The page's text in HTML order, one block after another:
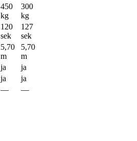
450
kg
300
kg
120
sek
127
sek
5,70
m
5,70
m
ja
ja
ja
ja
— —